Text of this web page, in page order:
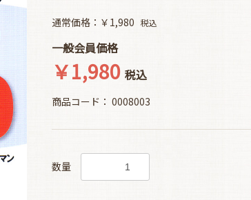
通常価格：￥1,980 税込
一般会員価格
￥1,980 税込
商品コード： 0008003
数量